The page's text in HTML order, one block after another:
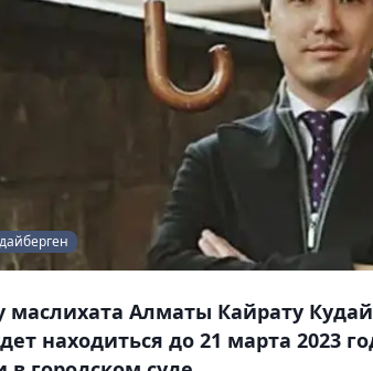
Алматы Кайрату
находиться до 21 марта 2023